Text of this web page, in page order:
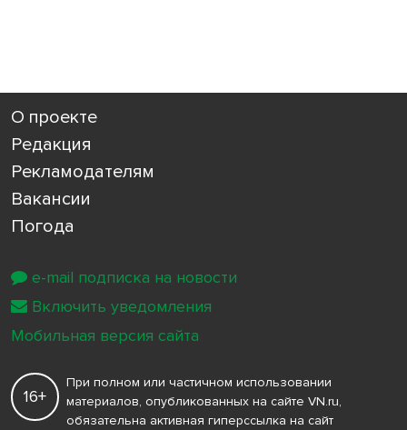
О проекте
Редакция
Рекламодателям
Вакансии
Погода
16+
При полном или частичном использовании
материалов, опубликованных на сайте VN.ru,
обязательна активная гиперссылка на сайт
e-mail подписка на новости
Включить уведомления
Мобильная версия сайта